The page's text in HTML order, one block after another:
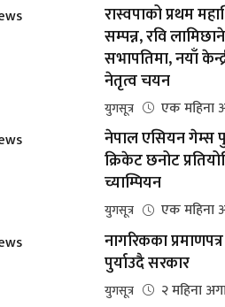
रास्वपाको प्रथम
सम्पन्न, रवि लामिछाने
सभापतिमा, नयाँ
नेतृत्व चयन
युगसूत्र एक महिना
नेपाल एसियन गेम्स
क्रिकेट छनोट
च्याम्पियन
युगसूत्र एक महिना
नागरिकका
पुर्याउदै सरकार
युगसूत्र २ महिना